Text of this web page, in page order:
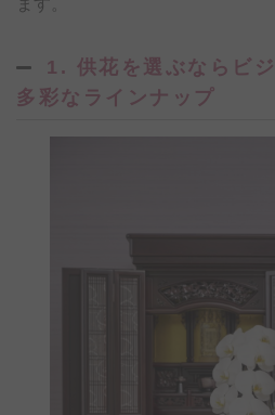
ます。
1. 供花を選ぶならビ
多彩なラインナップ